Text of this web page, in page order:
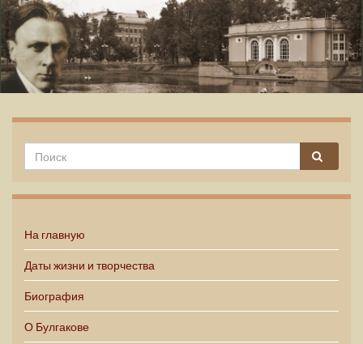
На главную
Даты жизни и творчества
Биография
О Булгакове